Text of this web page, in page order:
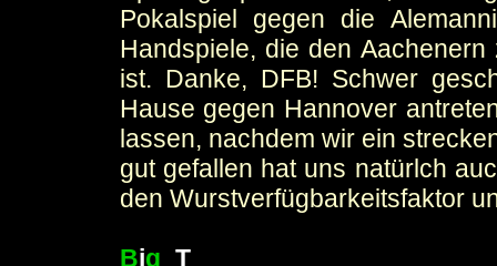
Pokalspiel gegen die
Handspiele, die den
ist. Danke, DFB! Schwer
Hause gegen Hannover
lassen, nachdem wir ein
gut gefallen hat uns natürlch
den Wurstverfügbarkeitsfaktor
Big _T